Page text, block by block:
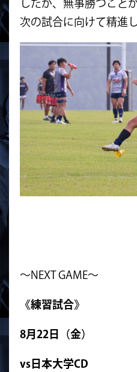
したが、無事勝つこと
次の試合に向けて精進
～NEXT GAME～
《練習試合》
8月22日 （金）
vs日本大学CD